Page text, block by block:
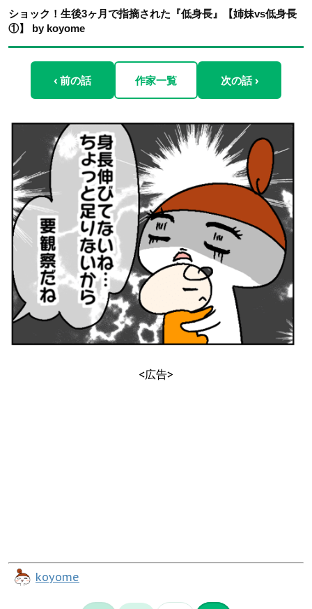
ショック！生後3ヶ月で指摘された『低身長』【姉妹vs低身長
①】 by koyome
‹ 前の話 作家一覧 次の話 ›
<広告>
koyome